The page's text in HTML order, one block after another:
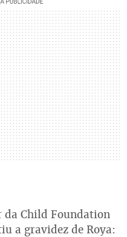
da Child Foundation
a gravidez de Roya: